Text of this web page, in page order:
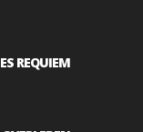
REQUIEM